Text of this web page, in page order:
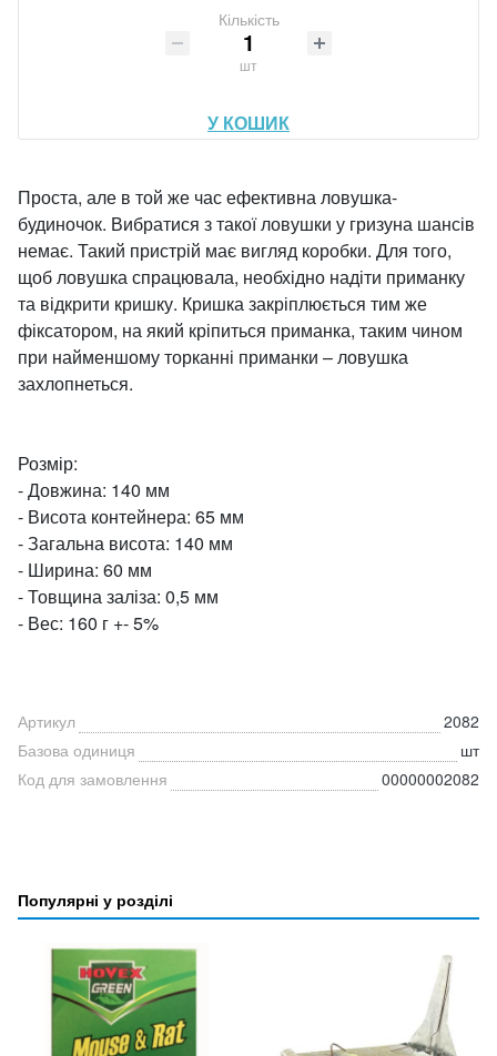
Кількість
шт
У КОШИК
Проста, але в той же час ефективна ловушка-
будиночок. Вибратися з такої ловушки у гризуна шансів
немає. Такий пристрій має вигляд коробки. Для того,
щоб ловушка спрацювала, необхідно надіти приманку
та відкрити кришку. Кришка закріплюється тим же
фіксатором, на який кріпиться приманка, таким чином
при найменшому торканні приманки – ловушка
захлопнеться.
Розмір:
- Довжина: 140 мм
- Висота контейнера: 65 мм
- Загальна висота: 140 мм
- Ширина: 60 ​​мм
- Товщина заліза: 0,5 мм
- Вес: 160 г +- 5%
Артикул
2082
Базова одиниця
шт
Код для замовлення
00000002082
Популярні у розділі